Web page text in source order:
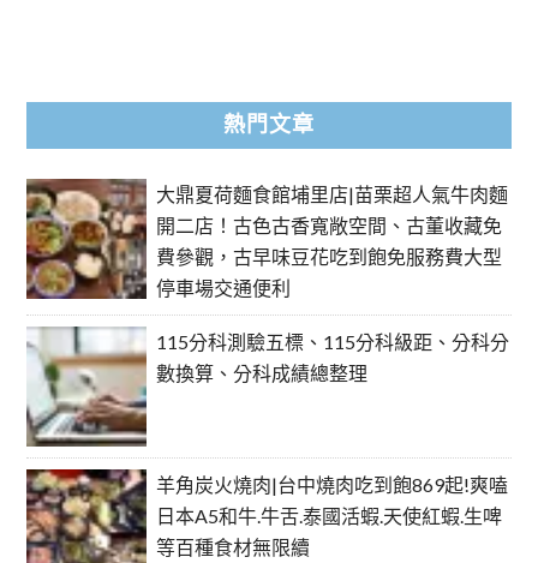
熱門文章
大鼎夏荷麵食館埔里店|苗栗超人氣牛肉麵
開二店！古色古香寬敞空間、古董收藏免
費參觀，古早味豆花吃到飽免服務費大型
停車場交通便利
115分科測驗五標、115分科級距、分科分
數換算、分科成績總整理
羊角炭火燒肉|台中燒肉吃到飽869起!爽嗑
日本A5和牛.牛舌.泰國活蝦.天使紅蝦.生啤
等百種食材無限續